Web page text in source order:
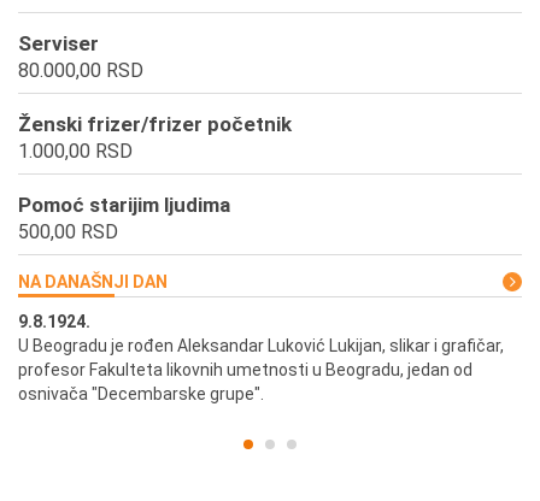
Serviser
80.000,00 RSD
Ženski frizer/frizer početnik
1.000,00 RSD
Pomoć starijim ljudima
500,00 RSD
NA DANAŠNJI DAN
9.8.1924.
U Beogradu je rođen Aleksandar Luković Lukijan, slikar i grafičar,
profesor Fakulteta likovnih umetnosti u Beogradu, jedan od
osnivača "Decembarske grupe".